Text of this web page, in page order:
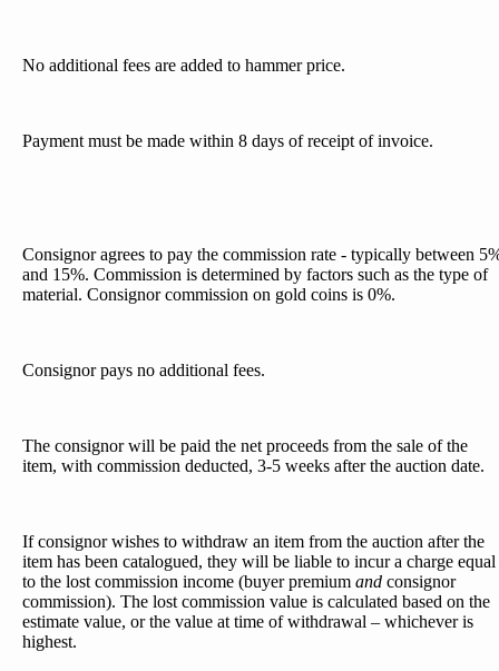
No additional fees are added to hammer price.
Payment must be made within 8 days of receipt of invoice.
Consignor agrees to pay the commission rate - typically between
and 15%. Commission is determined by factors such as the type of
material. Consignor commission on gold coins is 0%.
Consignor pays no additional fees.
The consignor will be paid the net proceeds from the sale of the
item, with commission deducted, 3-5 weeks after the auction date.
If consignor wishes to withdraw an item from the auction after the
item has been catalogued, they will be liable to incur a charge equal
to the lost commission income (buyer premium and consignor
commission). The lost commission value is calculated based on the
estimate value, or the value at time of withdrawal – whichever is
highest.